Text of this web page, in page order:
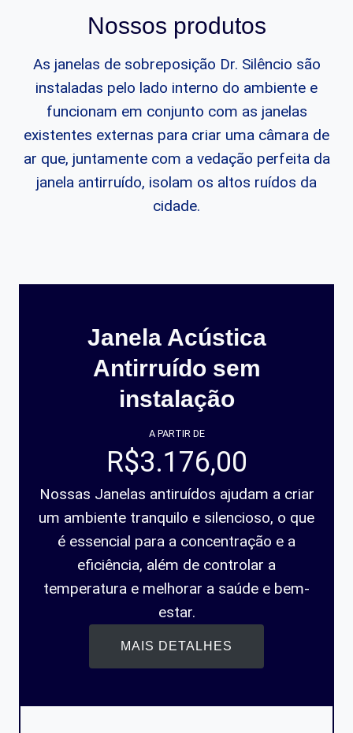
Nossos produtos
As janelas de sobreposição Dr. Silêncio são
instaladas pelo lado interno do ambiente e
funcionam em conjunto com as janelas
existentes externas para criar uma câmara de
ar que, juntamente com a vedação perfeita da
janela antirruído, isolam os altos ruídos da
cidade.
Janela Acústica
Antirruído sem
instalação
A PARTIR DE
R$3.176,00
Nossas Janelas antiruídos ajudam a criar
um ambiente tranquilo e silencioso, o que
é essencial para a concentração e a
eficiência, além de controlar a
temperatura e melhorar a saúde e bem-
estar.
MAIS DETALHES